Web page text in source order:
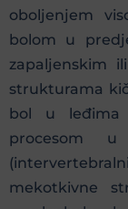
oboljenjem
bolom u
zapaljenskim
strukturama
bol u leđima
procesom u
mekotkivne